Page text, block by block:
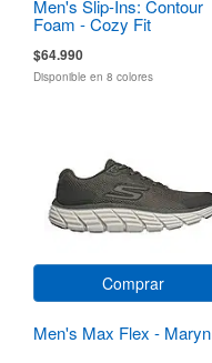
Men's Slip-Ins: Contour
Foam - Cozy Fit
$64.990
Disponible en 8 colores
Comprar
Men's Max Flex - Maryn